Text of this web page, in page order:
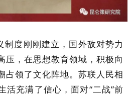
制度刚刚建立，国外敌对势力
压，在思想教育领域，积极向
占领了文化阵地。苏联人民相
活充满了信心，面对“二战”前